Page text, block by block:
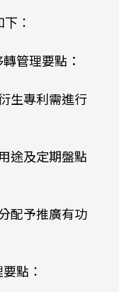
：
管理要點：
生專利需進行
途及定期盤點
配予推廣有功
點：